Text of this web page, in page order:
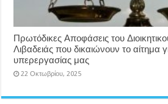
Πρωτόδικες Αποφάσεις του
Λιβαδειάς που δικαιώνουν το αίτημα
υπερεργασίας μας
22 Οκτωβρίου, 2025